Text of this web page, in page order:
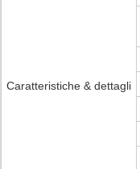
Caratteristiche & dettagli